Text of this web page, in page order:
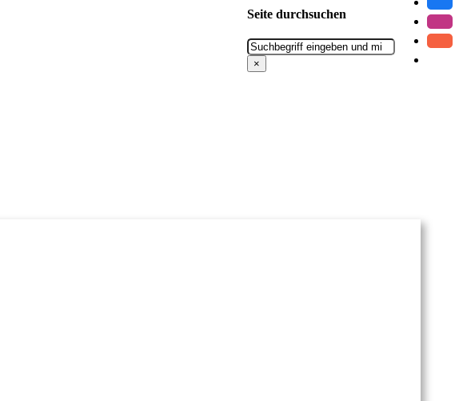
Seite durchsuchen
Suchen
×